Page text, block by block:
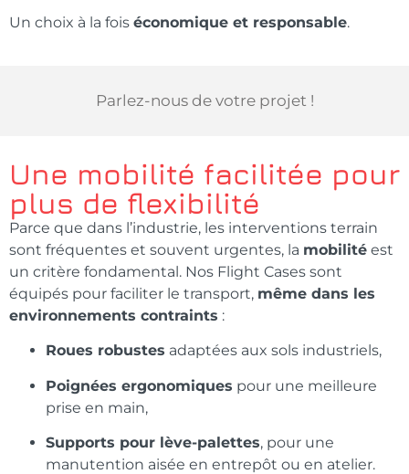
Un choix à la fois économique et responsable.
Parlez-nous de votre projet !
Une mobilité facilitée pour
plus de flexibilité
Parce que dans l’industrie, les interventions terrain
sont fréquentes et souvent urgentes, la mobilité est
un critère fondamental. Nos Flight Cases sont
équipés pour faciliter le transport, même dans les
environnements contraints :
Roues robustes adaptées aux sols industriels,
Poignées ergonomiques pour une meilleure
prise en main,
Supports pour lève-palettes, pour une
manutention aisée en entrepôt ou en atelier.